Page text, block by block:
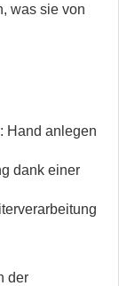
was sie von
Hand anlegen
dank einer
der